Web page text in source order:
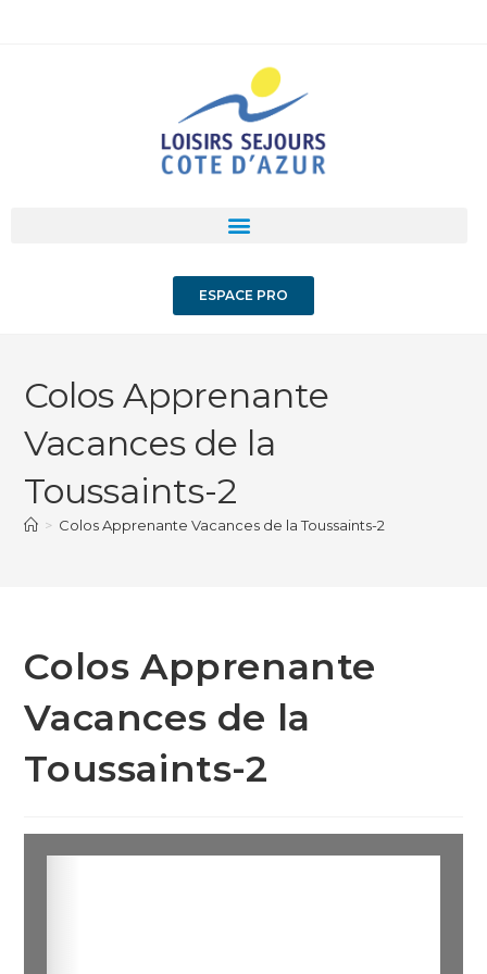
ESPACE PRO
Colos Apprenante
Vacances de la
Toussaints-2
> Colos Apprenante Vacances de la Toussaints-2
Colos Apprenante
Vacances de la
Toussaints-2